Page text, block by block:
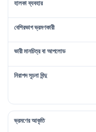
ভ্র
র
কৃ
হা
ব্য
হা
গ
রী
লো